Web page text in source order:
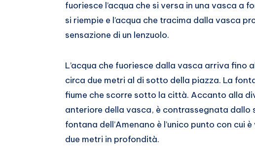
fuoriesce l’acqua che si versa in una vasca a
si riempie e l’acqua che tracima dalla vasca
sensazione di un lenzuolo.
L’acqua che fuoriesce dalla vasca arriva fino
circa due metri al di sotto della piazza. La
fiume che scorre sotto la città. Accanto alla
anteriore della vasca, è contrassegnata dallo
fontana dell’Amenano è l’unico punto con cui
due metri in profondità.